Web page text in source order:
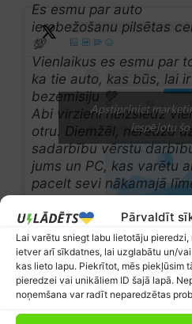
Pārvaldīt
Lai varētu sniegt labu lietotāju
ietver arī sīkdatnes, lai uzglabātu un/
kas lieto lapu. Piekrītot, mēs piekļūsim
pieredzei vai unikāliem ID šajā lapā.
noņemšana var radīt neparedzētas
Es esmu par auto
ierobežošanu pilsētas
💯
Vienlaikus es esmu par
ka tie auto, kas būs, lai ir
bezemisiju 💚
Abi virzieni neizslēdz
otru. Diemžēl, neredzu
sadarbību vērstu
jums un PC, kas varētu
pacelt sevi nākamajā
nevis apvainoties…
pic.twitter.com/
Apstipriniet
iespējotu
Ja rakstā pamanīji kļūdu,
iezīmējot ačgārno tekstu un